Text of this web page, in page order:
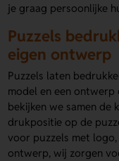
je graag persoonlijke
Puzzels
eigen ontwerp
Puzzels laten
model en een
bekijken we samen de
drukpositie op de
voor puzzels met
ontwerp, wij zorgen